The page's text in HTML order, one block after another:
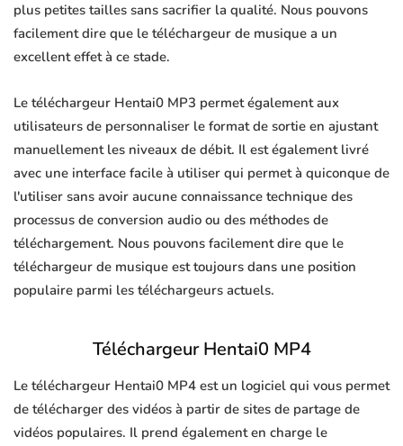
plus petites tailles sans sacrifier la qualité. Nous pouvons
facilement dire que le téléchargeur de musique a un
excellent effet à ce stade.
Le téléchargeur Hentai0 MP3 permet également aux
utilisateurs de personnaliser le format de sortie en ajustant
manuellement les niveaux de débit. Il est également livré
avec une interface facile à utiliser qui permet à quiconque de
l'utiliser sans avoir aucune connaissance technique des
processus de conversion audio ou des méthodes de
téléchargement. Nous pouvons facilement dire que le
téléchargeur de musique est toujours dans une position
populaire parmi les téléchargeurs actuels.
Téléchargeur Hentai0 MP4
Le téléchargeur Hentai0 MP4 est un logiciel qui vous permet
de télécharger des vidéos à partir de sites de partage de
vidéos populaires. Il prend également en charge le